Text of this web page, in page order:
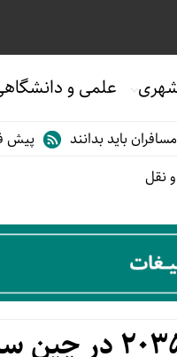
علمی و
پیش فروش بلیت
نقل